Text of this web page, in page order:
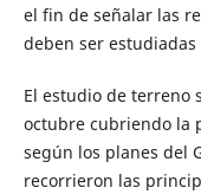
el fin de señalar las
deben ser
El estudio de terreno
octubre cu­briendo la
según los planes del
recorrieron las